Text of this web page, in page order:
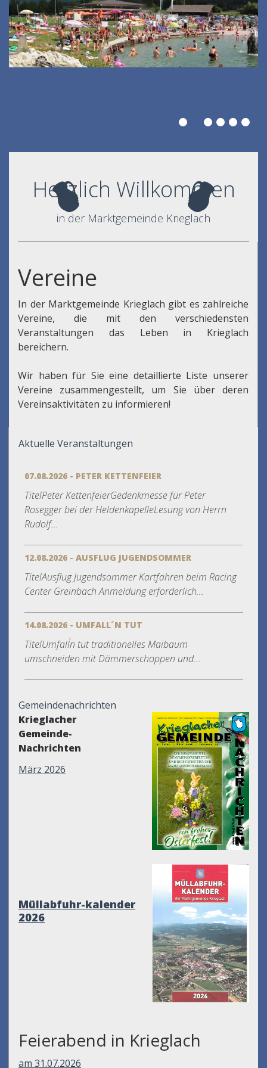
Herzlich Willkommen
in der Marktgemeinde Krieglach
Vereine
In der Marktgemeinde Krieglach gibt es zahlreiche
Vereine, die mit den verschiedensten
Veranstaltungen das Leben in Krieglach
bereichern.
Wir haben für Sie eine detaillierte Liste unserer
Vereine zusammengestellt, um Sie über deren
Vereinsaktivitäten zu informieren!
Aktuelle Veranstaltungen
07.08.2026 - PETER KETTENFEIER
TitelPeter KettenfeierGedenkmesse für Peter
Rosegger bei der HeldenkapelleLesung von Herrn
Rudolf...
12.08.2026 - AUSFLUG JUGENDSOMMER
TitelAusflug Jugendsommer Kartfahren beim Racing
Center Greinbach Anmeldung erforderlich...
14.08.2026 - UMFALL´N TUT
TitelUmfall´n tut traditionelles Maibaum
umschneiden mit Dämmerschoppen und...
Gemeindenachrichten
Krieglacher
Gemeinde-
Nachrichten
März 2026
Müllabfuhr-kalender
2026
Feierabend in Krieglach
am 31.07.2026